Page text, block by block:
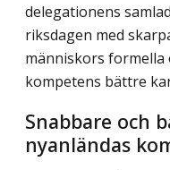
delegationens
riksdagen med
människors formella
kompetens bättre
Snabbare och
nyanländas